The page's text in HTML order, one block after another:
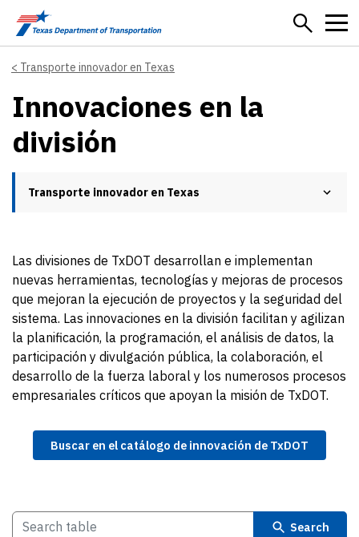
Skip to main content
Transporte innovador en Texas
Innovaciones en la
división
Transporte innovador en Texas
Las divisiones de TxDOT desarrollan e implementan
nuevas herramientas, tecnologías y mejoras de procesos
que mejoran la ejecución de proyectos y la seguridad del
sistema. Las innovaciones en la división facilitan y agilizan
la planificación, la programación, el análisis de datos, la
participación y divulgación pública, la colaboración, el
desarrollo de la fuerza laboral y los numerosos procesos
empresariales críticos que apoyan la misión de TxDOT.
Buscar en el catálogo de innovación de TxDOT
Search